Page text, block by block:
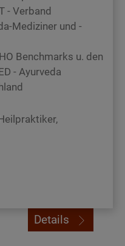
- Verband
Mediziner und -
Benchmarks u. den
- Ayurveda
Details